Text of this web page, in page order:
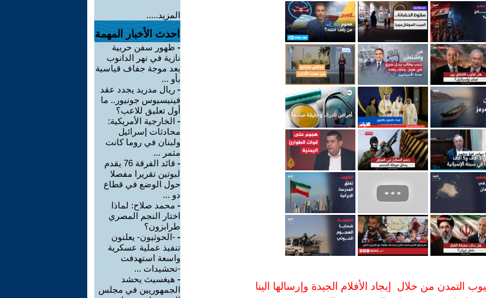
التمدن من خلال إيجاد الأفلام الجيدة وإرسالها الينا
المزيد.....
احدث الأخبار المهمة
- ظهور سفن حربية
نازية في نهر الدانوب
بعد موجة جفاف قياسية
بأو ...
- ريال مدريد يجدد عقد
فينيسيوس جونيور.. ما
أول تعليق للاعب؟
- الخارجية الأمريكية:
محادثات إسرائيل
ولبنان في روما كانت
مثمر ...
-
قائد الفرقة 76 يقدم
لبوتين تقريرا مفصلا
حول الوضع في قطاع
دو ...
- محمد صلاح: لماذا
اختار النجم المصري
طرابزون؟
- -الحوثيون- يعلنون
تنفيذ عملية عسكرية
واسعة استهدفت
-تحشيدات ...
- هيغسيث يحشد
الجمهوريين في مجلس